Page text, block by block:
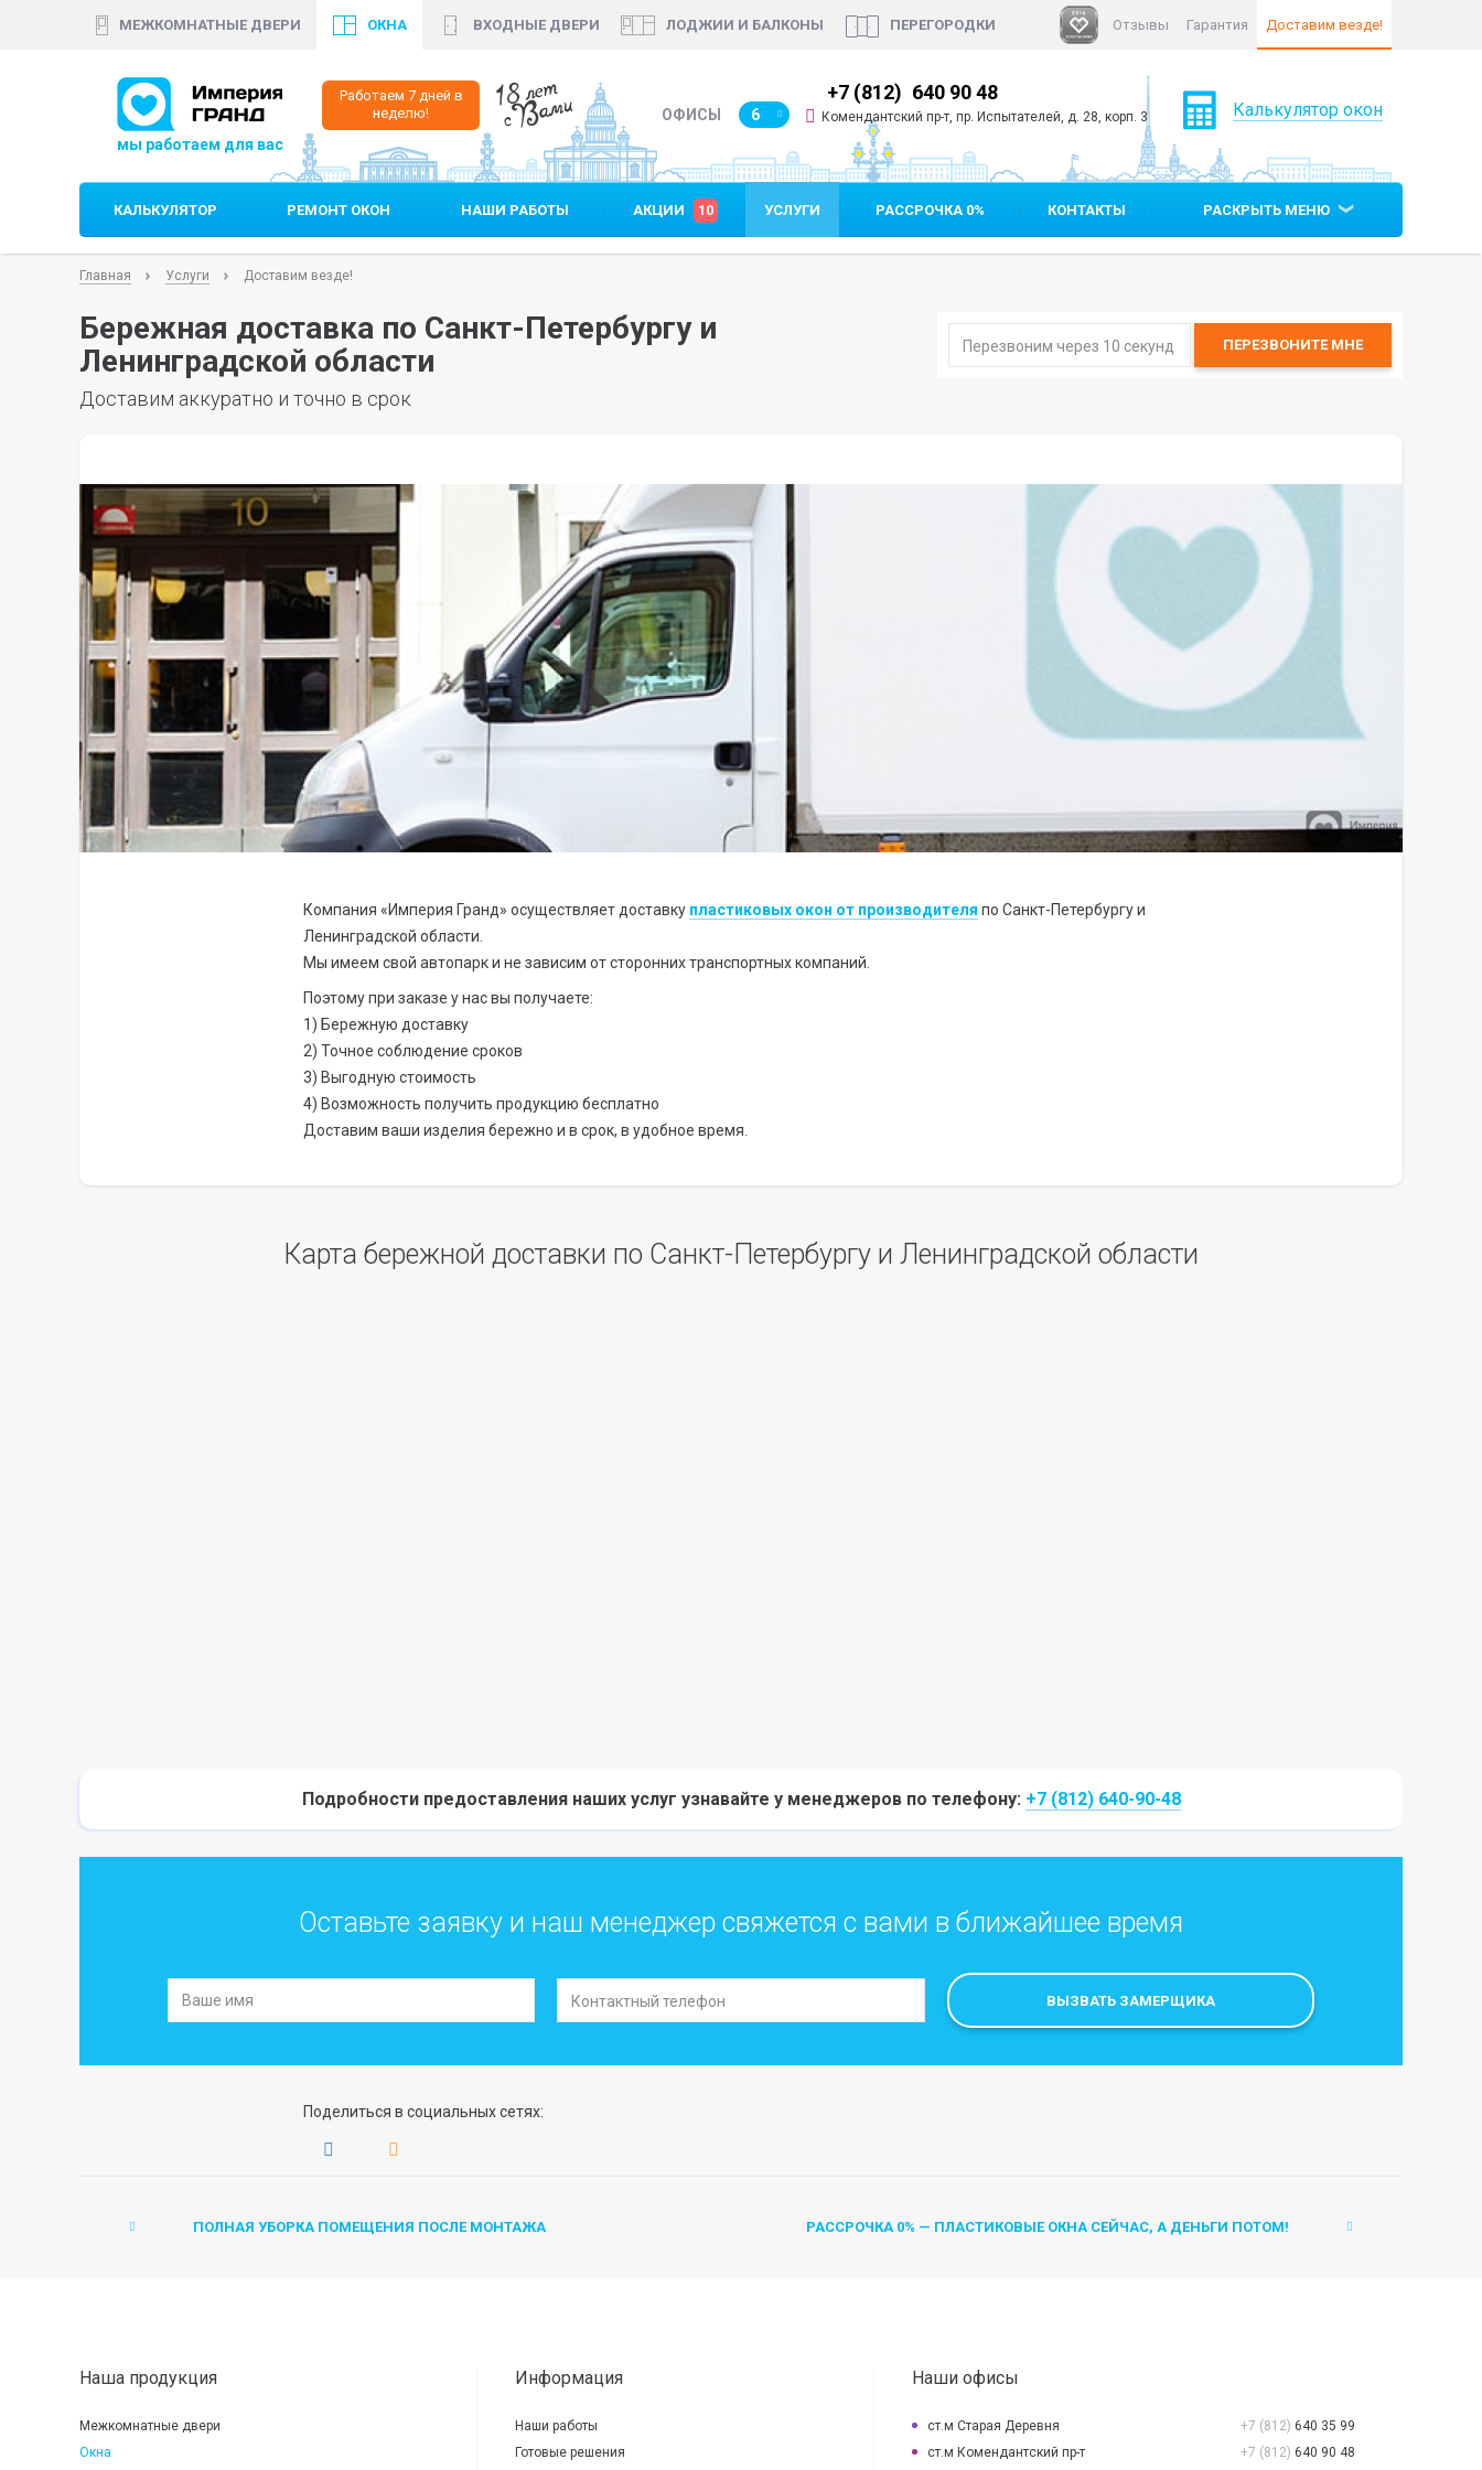
МЕЖКОМНАТНЫЕ ДВЕРИ ОКНА ВХОДНЫЕ ДВЕРИ ЛОДЖИИ И БАЛКОНЫ ПЕРЕГОРОДКИ Отзывы Гарантия Доставим везде!
Работаем 7 дней в
неделю!
18 лет
с Вами ОФИСЫ 6
+7 (812) 640 35 99 +7 (812) 640 90 48 +7 (812) 640 90 48
Комендантский пр-т, пр. Испытателей, д. 28, корп. 3
+7 (812)
Калькулятор окон
КАЛЬКУЛЯТОР РЕМОНТ ОКОН НАШИ РАБОТЫ АКЦИИ 10 УСЛУГИ РАССРОЧКА 0% КОНТАКТЫ РАСКРЫТЬ МЕНЮ
Главная Услуги Доставим везде!
Бережная доставка по Санкт-Петербургу и
Ленинградской области
Доставим аккуратно и точно в срок
ПЕРЕЗВОНИТЕМНЕ
Компания «Империя Гранд» осуществляет доставку пластиковых окон от производителя по Санкт-Петербургу и
Ленинградской области.
Мы имеем свой автопарк и не зависим от сторонних транспортных компаний.
Поэтому при заказе у нас вы получаете:
1) Бережную доставку
2) Точное соблюдение сроков
3) Выгодную стоимость
4) Возможность получить продукцию бесплатно
Доставим ваши изделия бережно и в срок, в удобное время.
Карта бережной доставки по Санкт-Петербургу и Ленинградской области
Подробности предоставления наших услуг узнавайте у менеджеров по телефону: +7 (812) 640-90-48
Оставьте заявку и наш менеджер свяжется с вами в ближайшее время
ВЫЗВАТЬ ЗАМЕРЩИКА
Поделиться в социальных сетях:
ПОЛНАЯ УБОРКА ПОМЕЩЕНИЯ ПОСЛЕ МОНТАЖА РАССРОЧКА 0% — ПЛАСТИКОВЫЕ ОКНА СЕЙЧАС, А ДЕНЬГИ ПОТОМ!
Наша продукция
Межкомнатные двери
Окна
Информация
Наши работы
Готовые решения
Наши офисы
ст.м Старая Деревня +7 (812) 640 35 99
ст.м Комендантский пр-т
+7 (812) 640 90 48